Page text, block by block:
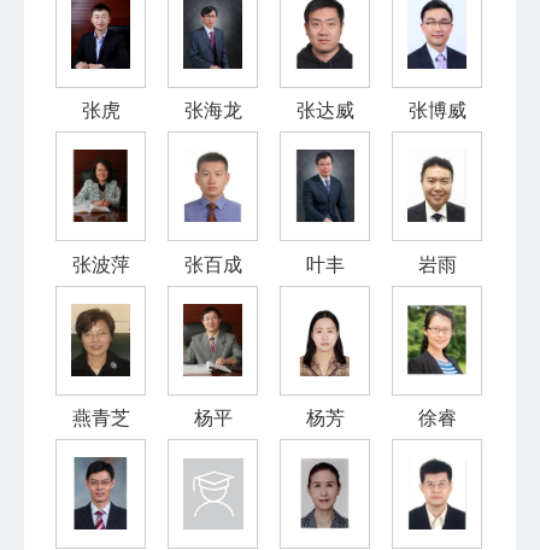
张虎 张海龙 张达威 张博威
张波萍 张百成 叶丰 岩雨
燕青芝 杨平 杨芳 徐睿